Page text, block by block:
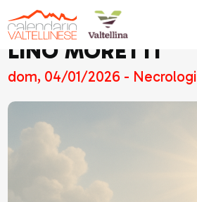
LINO MORETTI
dom, 04/01/2026 - Necrologi